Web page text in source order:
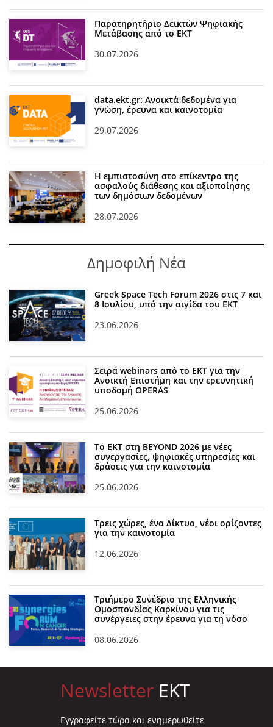
Παρατηρητήριο Δεικτών Ψηφιακής
Μετάβασης από το ΕΚΤ
30.07.2026
data.ekt.gr: Ανοικτά δεδομένα για
γνώση, έρευνα και καινοτομία
29.07.2026
Η εμπιστοσύνη στο επίκεντρο της
ασφαλούς διάθεσης και αξιοποίησης
των δημόσιων δεδομένων
28.07.2026
Δημοφιλή Νέα
Greek Space Tech Forum 2026 στις 7 και
8 Ιουλίου, υπό την αιγίδα του ΕΚΤ
23.06.2026
Σειρά webinars από το ΕΚΤ για την
Ανοικτή Επιστήμη και την ερευνητική
υποδομή OPERAS
25.06.2026
Το ΕΚΤ στη BEYOND 2026 με νέες
συνεργασίες, ψηφιακές υπηρεσίες και
δράσεις για την καινοτομία
25.06.2026
Τρεις χώρες, ένα Δίκτυο, νέοι ορίζοντες
για την καινοτομία
12.06.2026
Τριήμερο Συνέδριο της Ελληνικής
Ομοσπονδίας Καρκίνου για τις
συνέργειες στην έρευνα για τη νόσο
08.06.2026
Newsletter EKT
Eγγραφείτε τώρα και ενημερωθείτε